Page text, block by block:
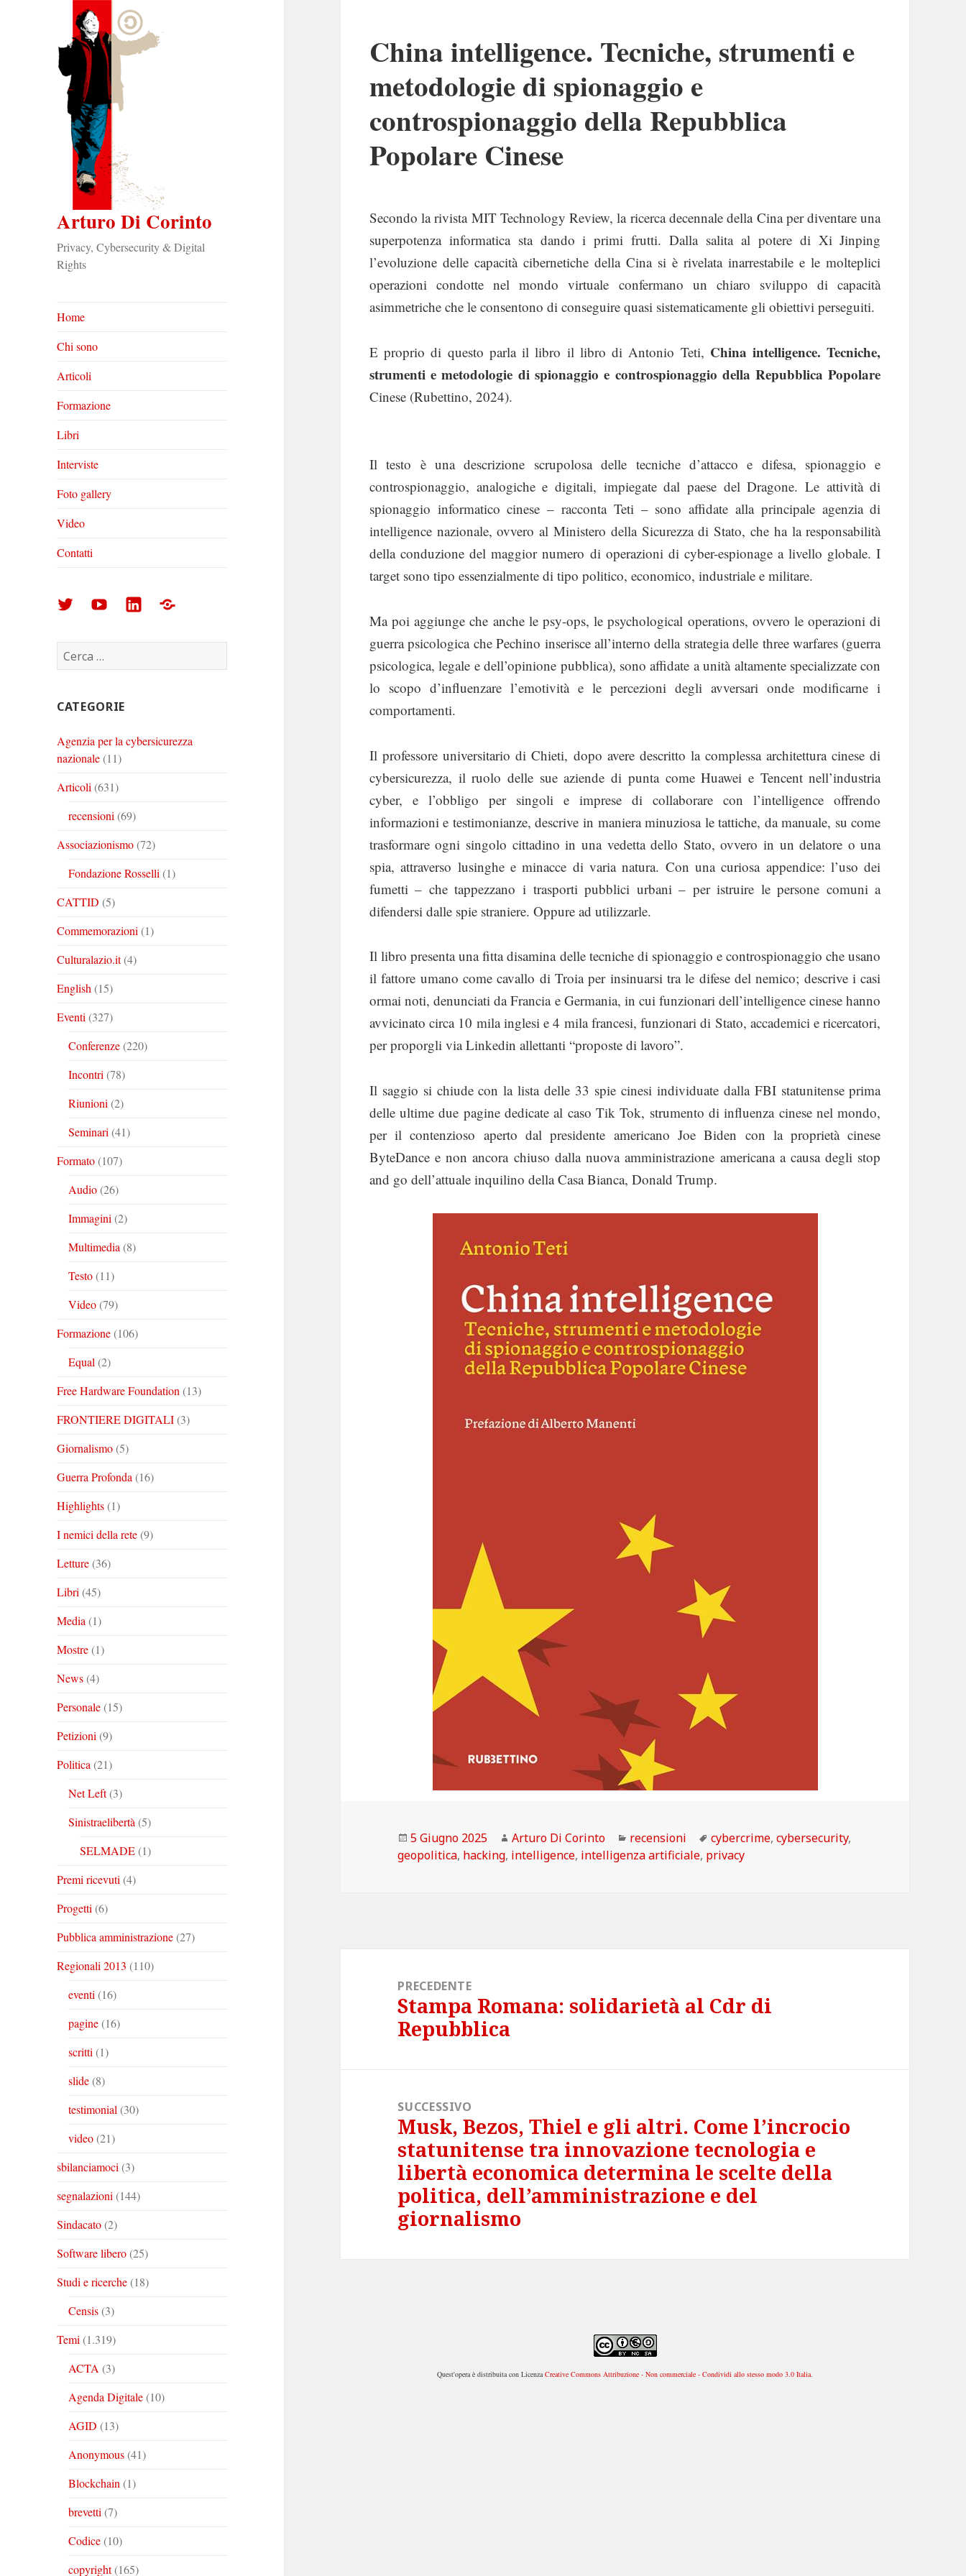
Arturo Di Corinto
Privacy, Cybersecurity & Digital
Rights
Home
Chi sono
Articoli
Formazione
Libri
Interviste
Foto gallery
Video
Contatti
Arturo
Corinto
su
Arturo
Corinto
su
Arturo
su
Foto
Ricerca
per:
CATEGORIE
Agenzia per la cybersicurezza
nazionale(11)
Articoli (631)
recensioni (69)
Associazionismo(72)
Fondazione Rosselli (1)
CATTID (5)
Commemorazioni (1)
Culturalazio.it(4)
English (15)
Eventi (327)
Conferenze(220)
Incontri (78)
Riunioni (2)
Seminari (41)
Formato(107)
Audio(26)
Immagini (2)
Multimedia (8)
Testo(11)
Video(79)
Formazione(106)
Equal (2)
Free Hardware Foundation (13)
FRONTIERE DIGITALI(3)
Giornalismo(5)
Guerra Profonda (16)
Highlights(1)
I nemici della rete(9)
Letture(36)
Libri (45)
Media (1)
Mostre(1)
News(4)
Personale(15)
Petizioni (9)
Politica (21)
Net Left(3)
Sinistraelibertà (5)
SELMADE(1)
Premi ricevuti (4)
Progetti (6)
Pubblica amministrazione(27)
Regionali 2013 (110)
eventi (16)
pagine(16)
scritti (1)
slide(8)
testimonial (30)
video(21)
sbilanciamoci (3)
segnalazioni (144)
Sindacato(2)
Software libero(25)
Studi e ricerche(18)
Censis(3)
Temi (1.319)
ACTA (3)
Agenda Digitale(10)
AGID (13)
Anonymous(41)
Blockchain (1)
brevetti (7)
Codice(10)
copyright(165)
China intelligence. Tecniche, strumenti e
metodologie di spionaggio e
controspionaggio della Repubblica
Popolare Cinese
Secondo la rivista MIT Technology Review, la ricerca decennale della Cina per diventare una
superpotenza informatica sta dando i primi frutti. Dalla salita al potere di Xi Jinping
l’evoluzione delle capacità cibernetiche della Cina si è rivelata inarrestabile e le molteplici
operazioni condotte nel mondo virtuale confermano un chiaro sviluppo di capacità
asimmetriche che le consentono di conseguire quasi sistematicamente gli obiettivi perseguiti.
E proprio di questo parla il libro il libro di Antonio Teti, China intelligence. Tecniche,
strumenti e metodologie di spionaggio e controspionaggio della Repubblica Popolare
Cinese (Rubettino, 2024).
Il testo è una descrizione scrupolosa delle tecniche d’attacco e difesa, spionaggio e
controspionaggio, analogiche e digitali, impiegate dal paese del Dragone. Le attività di
spionaggio informatico cinese – racconta Teti – sono affidate alla principale agenzia di
intelligence nazionale, ovvero al Ministero della Sicurezza di Stato, che ha la responsabilità
della conduzione del maggior numero di operazioni di cyber-espionage a livello globale. I
target sono tipo essenzialmente di tipo politico, economico, industriale e militare.
Ma poi aggiunge che anche le psy-ops, le psychological operations, ovvero le operazioni di
guerra psicologica che Pechino inserisce all’interno della strategia delle three warfares (guerra
psicologica, legale e dell’opinione pubblica), sono affidate a unità altamente specializzate con
lo scopo d’influenzare l’emotività e le percezioni degli avversari onde modificarne i
comportamenti.
Il professore universitario di Chieti, dopo avere descritto la complessa architettura cinese di
cybersicurezza, il ruolo delle sue aziende di punta come Huawei e Tencent nell’industria
cyber, e l’obbligo per singoli e imprese di collaborare con l’intelligence offrendo
informazioni e testimonianze, descrive in maniera minuziosa le tattiche, da manuale, su come
trasformare ogni singolo cittadino in una vedetta dello Stato, ovvero in un delatore o una
spia, attraverso lusinghe e minacce di varia natura. Con una curiosa appendice: l’uso dei
fumetti – che tappezzano i trasporti pubblici urbani – per istruire le persone comuni a
difendersi dalle spie straniere. Oppure ad utilizzarle.
Il libro presenta una fitta disamina delle tecniche di spionaggio e controspionaggio che usano
il fattore umano come cavallo di Troia per insinuarsi tra le difese del nemico; descrive i casi
ormai noti, denunciati da Francia e Germania, in cui funzionari dell’intelligence cinese hanno
avvicinato circa 10 mila inglesi e 4 mila francesi, funzionari di Stato, accademici e ricercatori,
per proporgli via Linkedin allettanti “proposte di lavoro”.
Il saggio si chiude con la lista delle 33 spie cinesi individuate dalla FBI statunitense prima
delle ultime due pagine dedicate al caso Tik Tok, strumento di influenza cinese nel mondo,
per il contenzioso aperto dal presidente americano Joe Biden con la proprietà cinese
ByteDance e non ancora chiuso dalla nuova amministrazione americana a causa degli stop
and go dell’attuale inquilino della Casa Bianca, Donald Trump.
Scritto
il
5 Giugno 2025 Autore
Arturo Di Corinto Categorie
recensioni Tag
cybercrime,cybersecurity,
geopolitica, hacking, intelligence, intelligenza artificiale, privacy
PRECEDENTE
Articolo
precedente:
Stampa Romana: solidarietà al Cdr di
Repubblica
SUCCESSIVO
Articolo
successivo:
Musk, Bezos, Thiel e gli altri. Come l’incrocio
statunitense tra innovazione tecnologia e
libertà economica determina le scelte della
politica, dell’amministrazione e del
giornalismo
Quest'opera è distribuita con LicenzaCreative Commons Attribuzione - Non commerciale - Condividi allo stesso modo 3.0 Italia.